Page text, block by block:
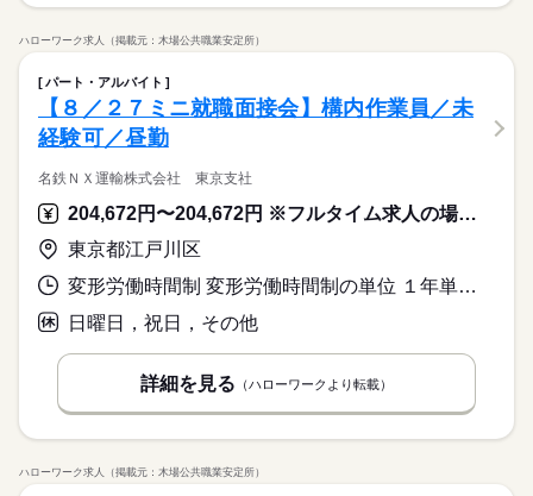
ハローワーク求人（掲載元：木場公共職業安定所）
パート・アルバイト
【８／２７ミニ就職面接会】構内作業員／未
経験可／昼勤
名鉄ＮＸ運輸株式会社 東京支社
204,672円〜204,672円 ※フルタイム求人の場合は月額（換算額）、パート求人の場合は時間額を表示しています。
東京都江戸川区
変形労働時間制 変形労働時間制の単位 １年単位 就業時間１ 10時00分〜19時00分 就業時間２ 13時00分〜22時00分
日曜日，祝日，その他
詳細を見る （ハローワークより転載）
ハローワーク求人（掲載元：木場公共職業安定所）